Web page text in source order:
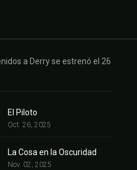
a Derry se estrenó el 26
El Piloto
Oct. 26, 2025
La Cosa en la Oscuridad
Nov. 02, 2025